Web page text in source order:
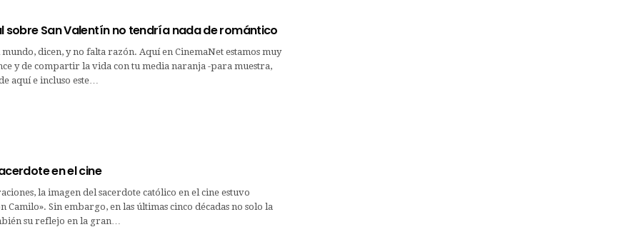
sobre San Valentín no tendría nada de romántico
dicen, y no falta razón. Aquí en CinemaNet estamos muy
y de compartir la vida con tu media naranja -para muestra,
aquí e incluso este…
en el cine
la imagen del sacerdote católico en el cine estuvo
Camilo». Sin embargo, en las últimas cinco décadas no solo la
su reflejo en la gran…